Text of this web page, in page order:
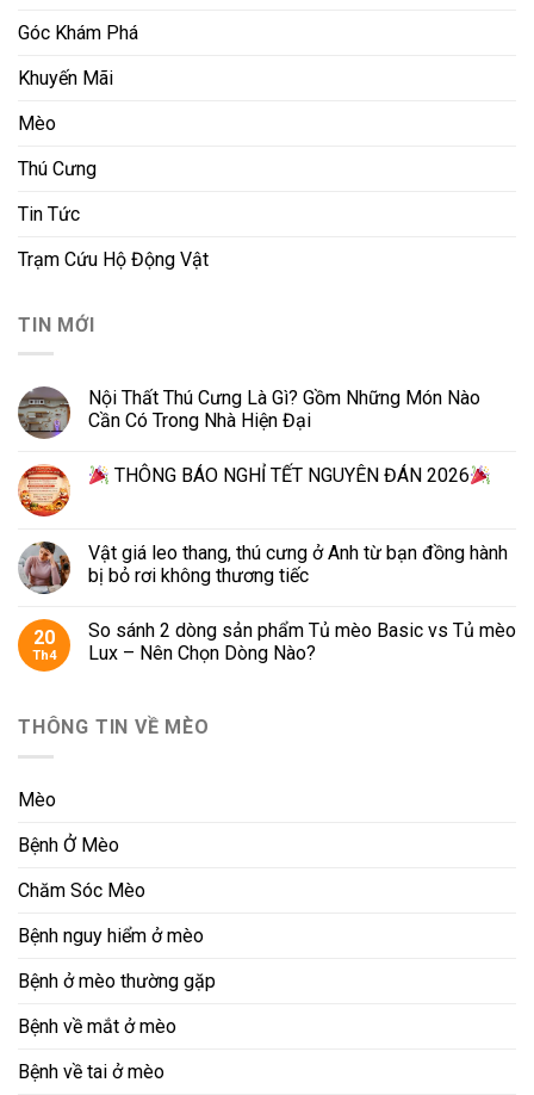
Góc Khám Phá
Khuyến Mãi
Mèo
Thú Cưng
Tin Tức
Trạm Cứu Hộ Động Vật
TIN MỚI
Nội Thất Thú Cưng Là Gì? Gồm Những Món Nào
Cần Có Trong Nhà Hiện Đại
THÔNG BÁO NGHỈ TẾT NGUYÊN ĐÁN 2026
Vật giá leo thang, thú cưng ở Anh từ bạn đồng hành
bị bỏ rơi không thương tiếc
20
Th4
So sánh 2 dòng sản phẩm Tủ mèo Basic vs Tủ mèo
Lux – Nên Chọn Dòng Nào?
THÔNG TIN VỀ MÈO
Mèo
Bệnh Ở Mèo
Chăm Sóc Mèo
Bệnh nguy hiểm ở mèo
Bệnh ở mèo thường gặp
Bệnh về mắt ở mèo
Bệnh về tai ở mèo